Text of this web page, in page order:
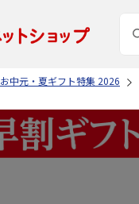
お中元・夏ギフト特集 2026